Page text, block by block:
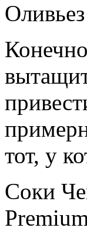
тот, у
Соки